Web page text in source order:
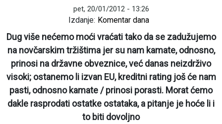
pet, 20/01/2012 - 13:26
Izdanje: Komentar dana
Dug više nećemo moći vraćati tako da se zadužujemo
na novčarskim tržištima jer su nam kamate, odnosno,
prinosi na državne obveznice, već danas neizdrživo
visoki; ostanemo li izvan EU, kreditni rating još će nam
pasti, odnosno kamate / prinosi porasti. Morat ćemo
dakle rasprodati ostatke ostataka, a pitanje je hoće li i
to biti dovoljno